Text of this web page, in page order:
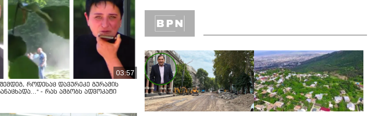
03:57
როდესაც დავურეკე გურამის
- რას ამბობს ადვოკატი
ლაბირინთები?